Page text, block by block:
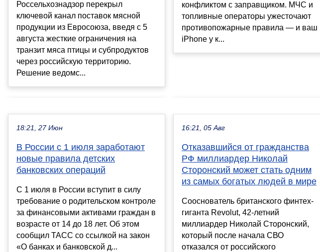
Россельхознадзор перекрыл
ключевой канал поставок мясной
продукции из Евросоюза, введя с 5
августа жесткие ограничения на
транзит мяса птицы и субпродуктов
через российскую территорию.
Решение ведомс...
конфликтом с заправщиком. МЧС и
топливные операторы ужесточают
противопожарные правила — и ваш
iPhone у к...
18:21, 27 Июн
В России с 1 июля заработают
новые правила детских
банковских операций
С 1 июля в России вступит в силу
требование о родительском контроле
за финансовыми активами граждан в
возрасте от 14 до 18 лет. Об этом
сообщил ТАСС со ссылкой на закон
«О банках и банковской д...
16:21, 05 Авг
Отказавшийся от гражданства
РФ миллиардер Николай
Сторонский может стать одним
из самых богатых людей в мире
Сооснователь британского финтех-
гиганта Revolut, 42-летний
миллиардер Николай Сторонский,
который после начала СВО
отказался от российского